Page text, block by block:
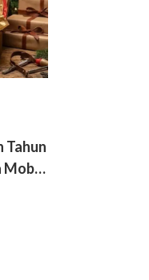
Tahun
Mobil